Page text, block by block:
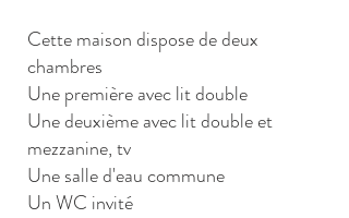
Cette maison dispose de deux
chambres
Une première avec lit double
Une deuxième avec lit double et
mezzanine, tv
Une salle d'eau commune
Un WC invité